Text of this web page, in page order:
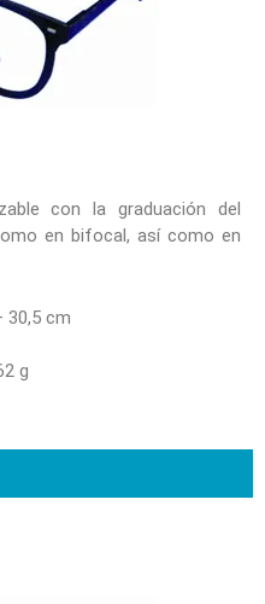
con la graduación del
en bifocal, así como en
30,5 cm
g